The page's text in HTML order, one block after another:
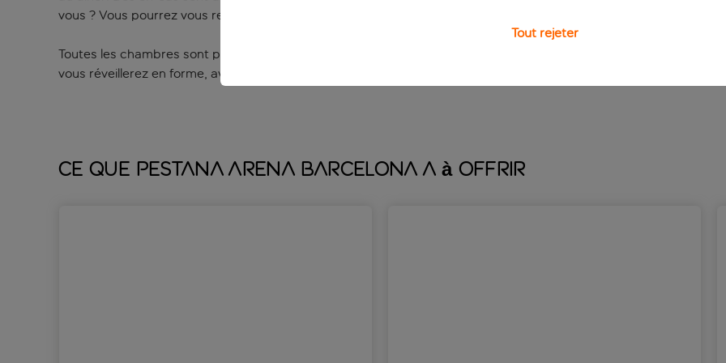
vous ? Vous pourrez vous rendre au sauna et au bain turc de l’hôtel ou vous dépenser dans la salle de sport
Toutes les chambres sont paisibles et décorées avec goût. Elles sont dotées de la climatisation, du Wi-Fi, d’une
vous réveillerez en forme, avec toute l’énergie nécessaire pour visiter la ville.
Ce que Pestana Arena Barcelona a à offrir
Tout rejeter